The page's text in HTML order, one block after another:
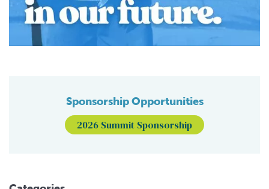
Sponsorship Opportunities
2026 Summit Sponsorship